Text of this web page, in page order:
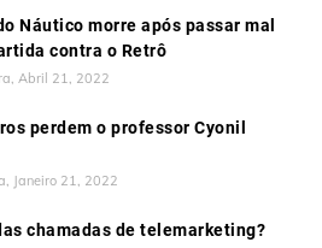
Náutico morre após passar mal
contra o Retrô
Abril 21, 2022
perdem o professor Cyonil
Janeiro 21, 2022
chamadas de telemarketing?